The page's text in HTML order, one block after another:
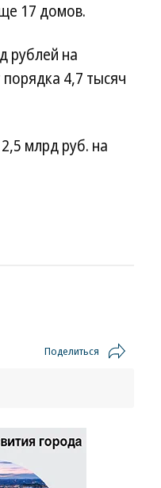
17 домов.
рублей на
4,7 тысяч
млрд руб. на
Поделиться